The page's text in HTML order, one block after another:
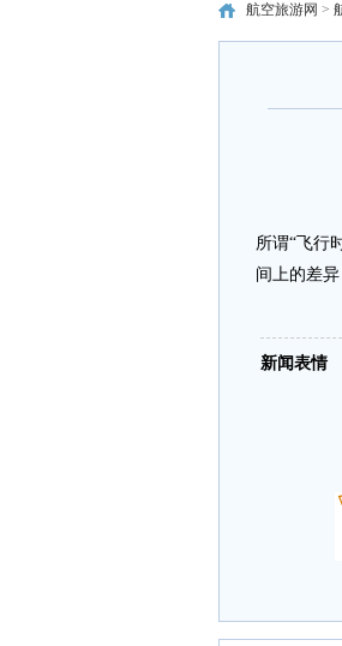
航空旅游网 >
所谓“飞行
间上的差
新闻表情